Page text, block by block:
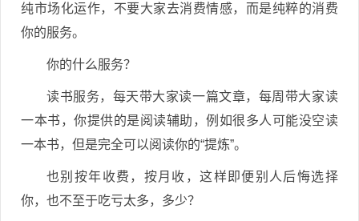
纯市场化运作，不要大家去消费情感，而是纯粹的消费
你的服务。
你的什么服务？
读书服务，每天带大家读一篇文章，每周带大家读
一本书，你提供的是阅读辅助，例如很多人可能没空读
一本书，但是完全可以阅读你的“提炼”。
也别按年收费，按月收，这样即便别人后悔选择
你，也不至于吃亏太多，多少？